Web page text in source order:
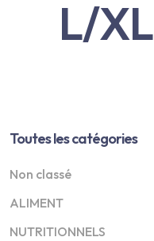
L/XL
Toutes les catégories
Non classé
ALIMENT
NUTRITIONNELS